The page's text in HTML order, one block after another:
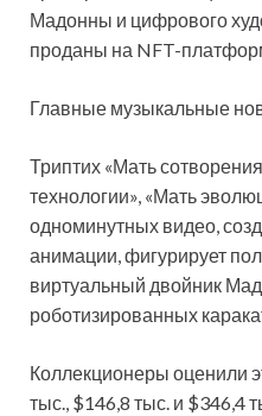
Мадонны и цифрового
проданы на NFT-
Главные музыкальные
Триптих «Мать
технологии», «Мать
одноминутных видео,
анимации, фигурирует
виртуальный двойник
роботизированных
Коллекционеры оценили
тыс., $146,8 тыс. и $346,4